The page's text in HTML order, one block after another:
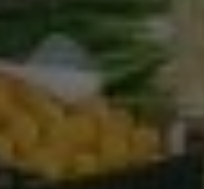
von Drittanbietern oder
um personalisierte
hinweg verfolgen.